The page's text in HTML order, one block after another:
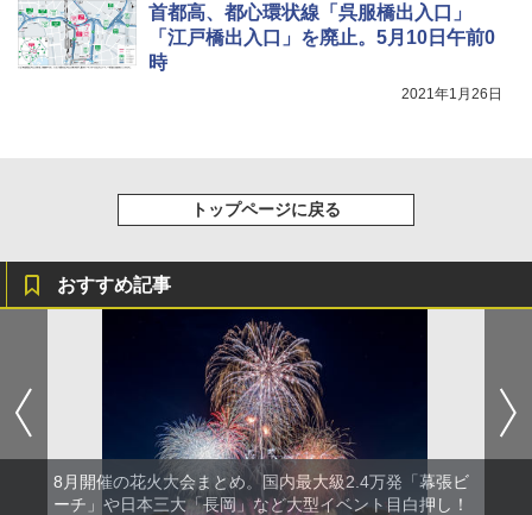
首都高、都心環状線「呉服橋出入口」
「江戸橋出入口」を廃止。5月10日午前0
時
2021年1月26日
トップページに戻る
おすすめ記事
8月開催の花火大会まとめ。国内最大級2.4万発「幕張ビ
ーチ」や日本三大「長岡」など大型イベント目白押し！